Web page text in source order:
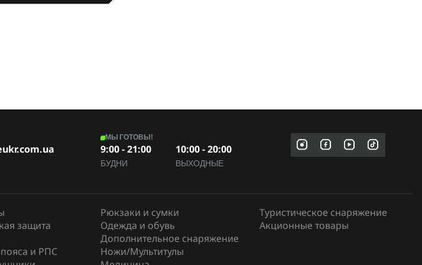
МЫ ГОТОВЫ!
9:00 - 21:00
БУДНИ
10:00 - 20:00
ВЫХОДНЫЕ
защита
и РПС
Рюкзаки и сумки
Одежда и обувь
Дополнительное снаряжение
Ножи/Мультитулы
Туристическое снаряжение
Акционные товары